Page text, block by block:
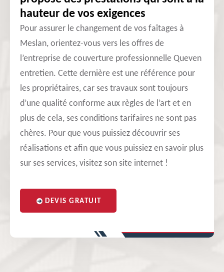
hauteur de vos exigences
Pour assurer le changement de vos faîtages à
Meslan, orientez-vous vers les offres de
l’entreprise de couverture professionnelle Queven
entretien. Cette dernière est une référence pour
les propriétaires, car ses travaux sont toujours
d’une qualité conforme aux règles de l’art et en
plus de cela, ses conditions tarifaires ne sont pas
chères. Pour que vous puissiez découvrir ses
réalisations et afin que vous puissiez en savoir plus
sur ses services, visitez son site internet !
DEVIS GRATUIT